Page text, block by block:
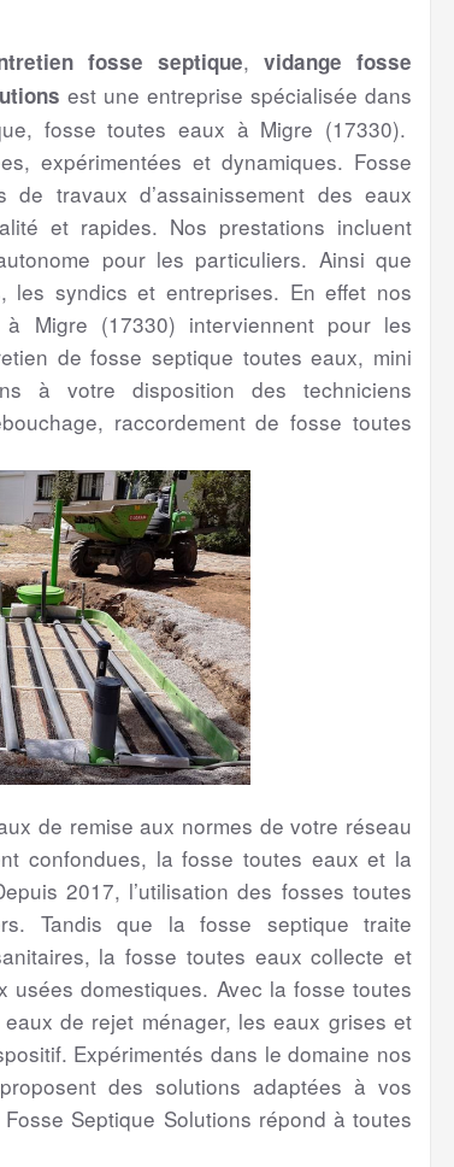
fosse septique, vidange fosse
est une entreprise spécialisée dans
fosse toutes eaux à Migre (17330).
expérimentées et dynamiques. Fosse
travaux d’assainissement des eaux
et rapides. Nos prestations incluent
pour les particuliers. Ainsi que
les syndics et entreprises. En effet nos
à Migre (17330) interviennent pour les
de fosse septique toutes eaux, mini
à votre disposition des techniciens
raccordement de fosse toutes
de remise aux normes de votre réseau
confondues, la fosse toutes eaux et la
2017, l’utilisation des fosses toutes
Tandis que la fosse septique traite
la fosse toutes eaux collecte et
usées domestiques. Avec la fosse toutes
de rejet ménager, les eaux grises et
Expérimentés dans le domaine nos
des solutions adaptées à vos
Septique Solutions répond à toutes